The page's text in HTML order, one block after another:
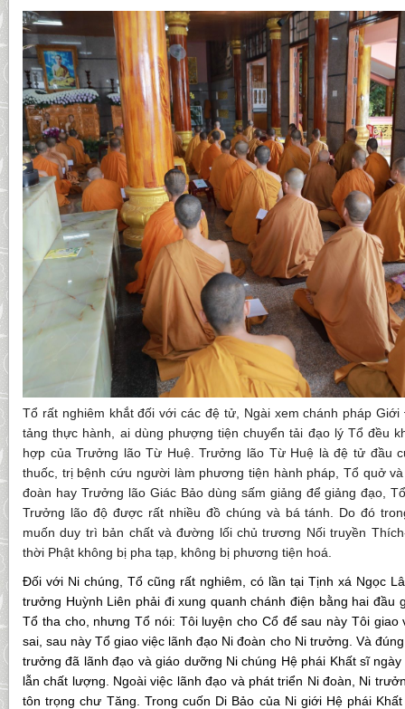
Tổ rất nghiêm khắt đối với các đệ tử, Ngài xem chánh pháp
tảng thực hành, ai dùng phượng tiện chuyển tải đạo lý Tổ đều
hợp của Trưởng lão Từ Huệ. Trưởng lão Từ Huệ là đệ tử đầu
thuốc, trị bệnh cứu người làm phương tiện hành pháp, Tổ quở
đoàn hay Trưởng lão Giác Bảo dùng sấm giảng để giảng đạo,
Trưởng lão độ được rất nhiều đồ chúng và bá tánh. Do đó
muốn duy trì bản chất và đường lối chủ trương Nối truyền
thời Phật không bị pha tạp, không bị phương tiện hoá.
Đối với Ni chúng, Tổ cũng rất nghiêm, có lần tại Tịnh xá Ngọc
trưởng Huỳnh Liên phải đi xung quanh chánh điện bằng hai đầu
Tổ tha cho, nhưng Tổ nói: Tôi luyện cho Cổ để sau này Tôi giao
sai, sau này Tổ giao việc lãnh đạo Ni đoàn cho Ni trưởng. Và
trưởng đã lãnh đạo và giáo dưỡng Ni chúng Hệ phái Khất sĩ
lẫn chất lượng. Ngoài việc lãnh đạo và phát triển Ni đoàn, Ni
tôn trọng chư Tăng. Trong cuốn Di Bảo của Ni giới Hệ phái